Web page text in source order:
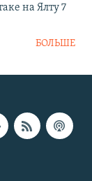
на Ялту 7
БОЛЬШЕ